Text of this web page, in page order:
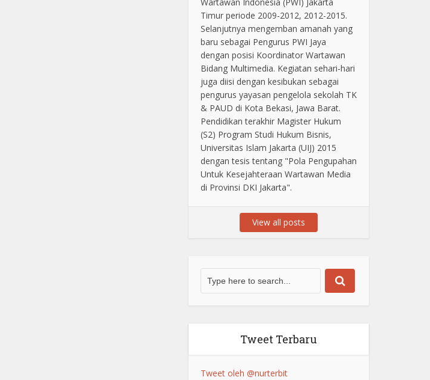
Timur periode 2009-2012, 2012-2015.
Selanjutnya mengemban amanah yang
baru sebagai Pengurus PWI Jaya
dengan posisi Koordinator Wartawan
Bidang Multimedia. Kegiatan sehari-hari
juga diisi dengan kesibukan sebagai
pengurus yayasan pengelola sekolah TK
& PAUD di Kota Bekasi, Jawa Barat.
Pendidikan terakhir Magister Hukum
(S2) Program Studi Hukum Bisnis,
Universitas Islam Jakarta (UIJ) 2015
dengan tesis tentang "Pola Pengupahan
Untuk Kesejahteraan Wartawan Media
di Provinsi DKI Jakarta".
View all posts
Tweet Terbaru
Tweet oleh @nurterbit